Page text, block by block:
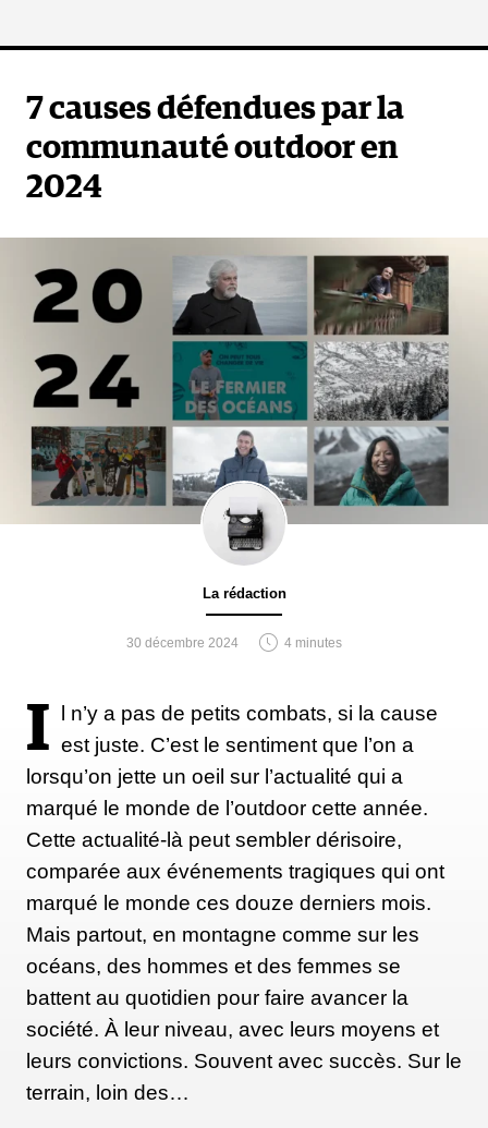
7 causes défendues par la
communauté outdoor en
2024
La rédaction
30 décembre 2024 4 minutes
I
l n’y a pas de petits combats, si la cause
est juste. C’est le sentiment que l’on a
lorsqu’on jette un oeil sur l’actualité qui a
marqué le monde de l’outdoor cette année.
Cette actualité-là peut sembler dérisoire,
comparée aux événements tragiques qui ont
marqué le monde ces douze derniers mois.
Mais partout, en montagne comme sur les
océans, des hommes et des femmes se
battent au quotidien pour faire avancer la
société. À leur niveau, avec leurs moyens et
leurs convictions. Souvent avec succès. Sur le
terrain, loin des…